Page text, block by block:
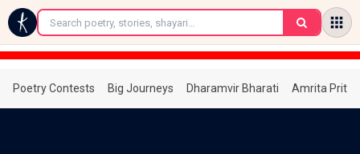
←
Poetry Contests Big Journeys Dharamvir Bharati Amrita